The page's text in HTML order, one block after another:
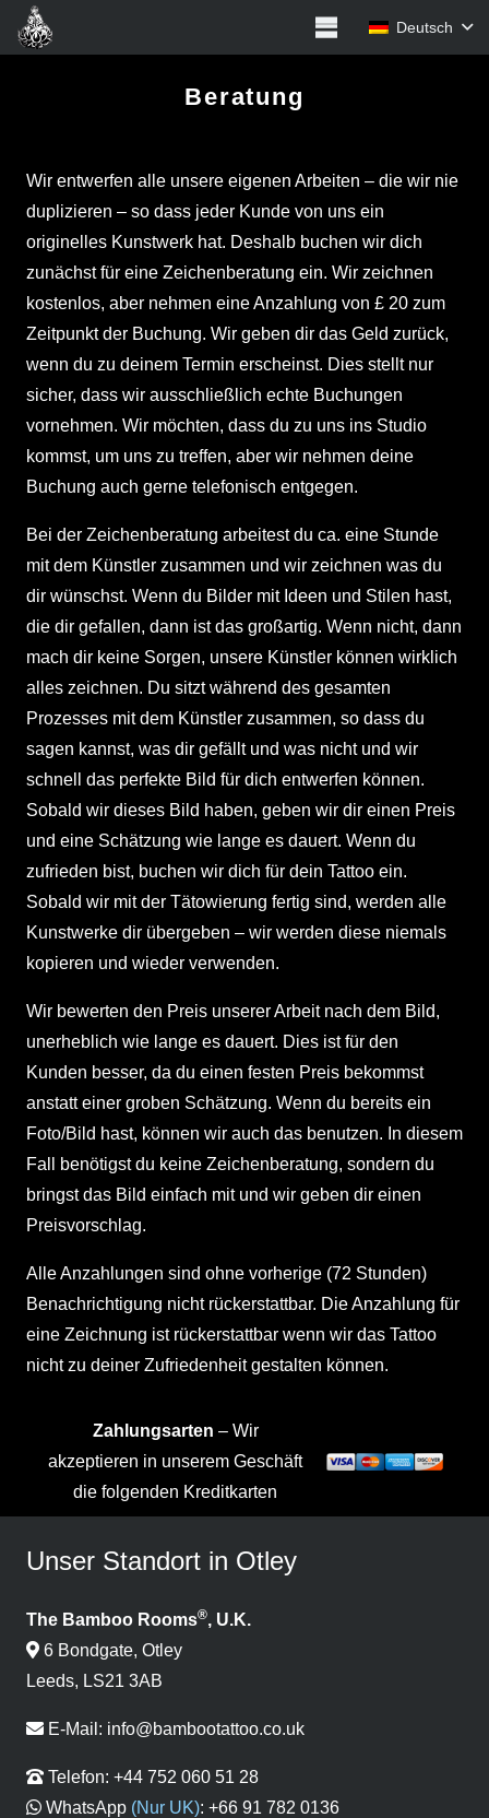
Deutsch
Beratung
Wir entwerfen alle unsere eigenen Arbeiten – die wir nie
duplizieren – so dass jeder Kunde von uns ein
originelles Kunstwerk hat. Deshalb buchen wir dich
zunächst für eine Zeichenberatung ein. Wir zeichnen
kostenlos, aber nehmen eine Anzahlung von £ 20 zum
Zeitpunkt der Buchung. Wir geben dir das Geld zurück,
wenn du zu deinem Termin erscheinst. Dies stellt nur
sicher, dass wir ausschließlich echte Buchungen
vornehmen. Wir möchten, dass du zu uns ins Studio
kommst, um uns zu treffen, aber wir nehmen deine
Buchung auch gerne telefonisch entgegen.
Bei der Zeichenberatung arbeitest du ca. eine Stunde
mit dem Künstler zusammen und wir zeichnen was du
dir wünschst. Wenn du Bilder mit Ideen und Stilen hast,
die dir gefallen, dann ist das großartig. Wenn nicht, dann
mach dir keine Sorgen, unsere Künstler können wirklich
alles zeichnen. Du sitzt während des gesamten
Prozesses mit dem Künstler zusammen, so dass du
sagen kannst, was dir gefällt und was nicht und wir
schnell das perfekte Bild für dich entwerfen können.
Sobald wir dieses Bild haben, geben wir dir einen Preis
und eine Schätzung wie lange es dauert. Wenn du
zufrieden bist, buchen wir dich für dein Tattoo ein.
Sobald wir mit der Tätowierung fertig sind, werden alle
Kunstwerke dir übergeben – wir werden diese niemals
kopieren und wieder verwenden.
Wir bewerten den Preis unserer Arbeit nach dem Bild,
unerheblich wie lange es dauert. Dies ist für den
Kunden besser, da du einen festen Preis bekommst
anstatt einer groben Schätzung. Wenn du bereits ein
Foto/Bild hast, können wir auch das benutzen. In diesem
Fall benötigst du keine Zeichenberatung, sondern du
bringst das Bild einfach mit und wir geben dir einen
Preisvorschlag.
Alle Anzahlungen sind ohne vorherige (72 Stunden)
Benachrichtigung nicht rückerstattbar. Die Anzahlung für
eine Zeichnung ist rückerstattbar wenn wir das Tattoo
nicht zu deiner Zufriedenheit gestalten können.
Zahlungsarten – Wir
akzeptieren in unserem Geschäft
die folgenden Kreditkarten
Unser Standort in Otley
The Bamboo Rooms®, U.K.
6 Bondgate, Otley
Leeds, LS21 3AB
E-Mail: info@bambootattoo.co.uk
Telefon: +44 752 060 51 28
WhatsApp (Nur UK): +66 91 782 0136